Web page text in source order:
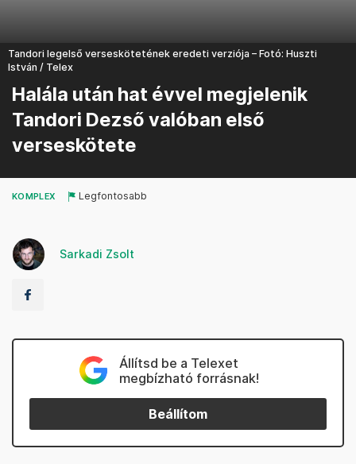
Tandori legelső verseskötetének eredeti verziója – Fotó: Huszti
István / Telex
Halála után hat évvel megjelenik
Tandori Dezső valóban első
verseskötete
KOMPLEX Legfontosabb
Sarkadi Zsolt
Állítsd be a Telexet
megbízható forrásnak!
Beállítom